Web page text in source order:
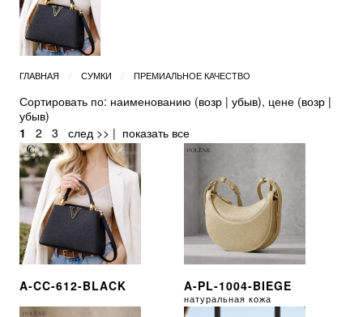
ГЛАВНАЯ СУМКИ ПРЕМИАЛЬНОЕ КАЧЕСТВО
Сортировать по: наименованию (возр | убыв), цене (возр |
убыв)
1
2 3 след >> | показать все
A-CC-612-BLACK A-PL-1004-BIEGE
натуральная кожа